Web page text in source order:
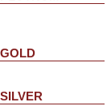
GOLD
SILVER